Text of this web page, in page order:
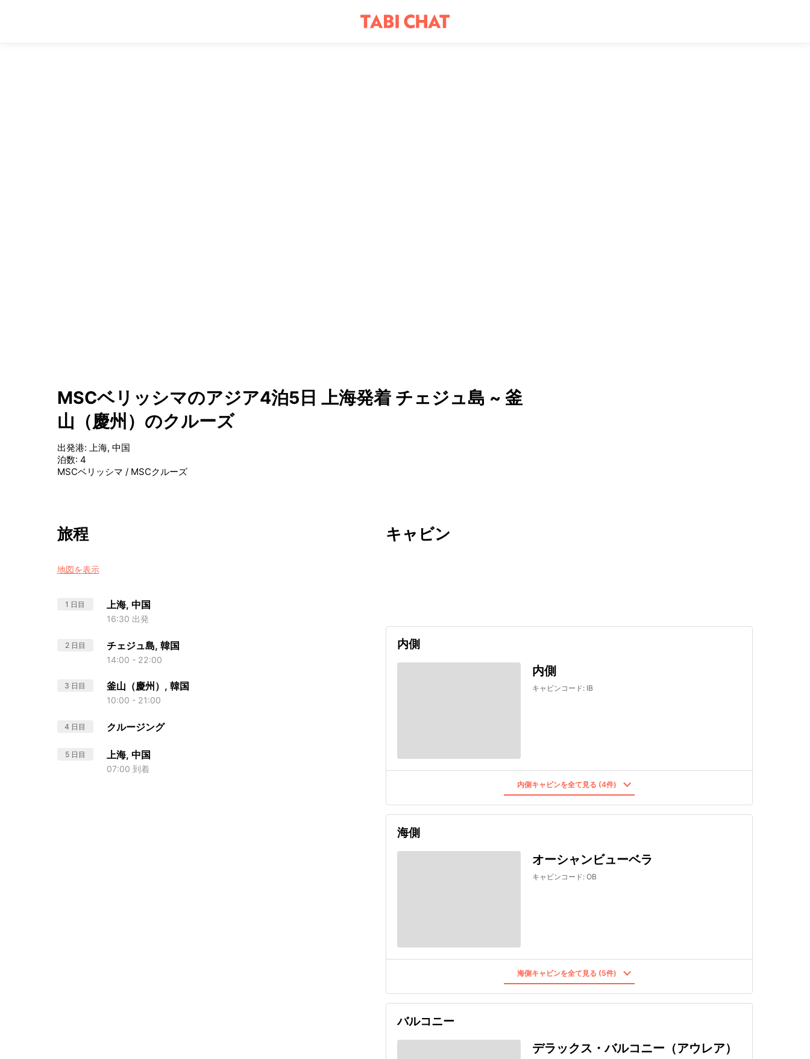
MSCベリッシマのアジア4泊5日 上海発着 チェジュ島 ~ 釜
山（慶州）のクルーズ
出発港: 上海, 中国
泊数: 4
MSCベリッシマ / MSCクルーズ
旅程
地図を表示
1 日目 上海, 中国
16:30 出発
2 日目 チェジュ島, 韓国
14:00 - 22:00
3 日目 釜山（慶州）, 韓国
10:00 - 21:00
4 日目 クルージング
5 日目 上海, 中国
07:00 到着
キャビン
内側
内側
キャビンコード: IB
内側キャビンを全て見る (4件)
海側
オーシャンビューベラ
キャビンコード: OB
海側キャビンを全て見る (5件)
バルコニー
デラックス・バルコニー（アウレア）